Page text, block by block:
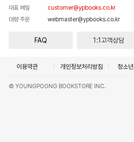
대표 메일
customer@ypbooks.co.kr
대량 주문
webmaster@ypbooks.co.kr
FAQ 1:1고객상담
이용약관 개인정보처리방침 청소
© YOUNGPOONG BOOKSTORE INC.